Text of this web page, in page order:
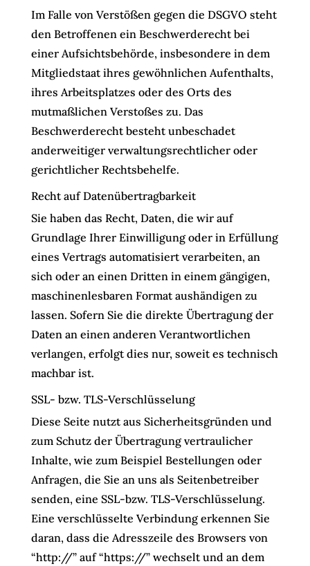
Im Falle von Verstößen gegen die DSGVO steht
den Betroffenen ein Beschwerderecht bei
einer Aufsichtsbehörde, insbesondere in dem
Mitgliedstaat ihres gewöhnlichen Aufenthalts,
ihres Arbeitsplatzes oder des Orts des
mutmaßlichen Verstoßes zu. Das
Beschwerderecht besteht unbeschadet
anderweitiger verwaltungsrechtlicher oder
gerichtlicher Rechtsbehelfe.
Recht auf Datenübertragbarkeit
Sie haben das Recht, Daten, die wir auf
Grundlage Ihrer Einwilligung oder in Erfüllung
eines Vertrags automatisiert verarbeiten, an
sich oder an einen Dritten in einem gängigen,
maschinenlesbaren Format aushändigen zu
lassen. Sofern Sie die direkte Übertragung der
Daten an einen anderen Verantwortlichen
verlangen, erfolgt dies nur, soweit es technisch
machbar ist.
SSL- bzw. TLS-Verschlüsselung
Diese Seite nutzt aus Sicherheitsgründen und
zum Schutz der Übertragung vertraulicher
Inhalte, wie zum Beispiel Bestellungen oder
Anfragen, die Sie an uns als Seitenbetreiber
senden, eine SSL-bzw. TLS-Verschlüsselung.
Eine verschlüsselte Verbindung erkennen Sie
daran, dass die Adresszeile des Browsers von
“http://” auf “https://” wechselt und an dem